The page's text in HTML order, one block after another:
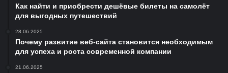
Как найти и приобрести дешёвые билеты на самолёт
для выгодных путешествий
28.06.2025
Почему развитие веб-сайта становится необходимым
для успеха и роста современной компании
21.06.2025